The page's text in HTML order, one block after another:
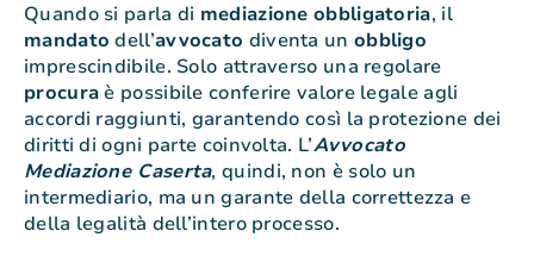
Quando si parla di mediazione obbligatoria, il
mandato dell’avvocato diventa un obbligo
imprescindibile. Solo attraverso una regolare
procuraè possibile conferire valore legale agli
accordi raggiunti, garantendo così la protezione dei
diritti di ogni parte coinvolta. L’Avvocato
Mediazione Caserta, quindi, non è solo un
intermediario, ma un garante della correttezza e
della legalità dell’intero processo.